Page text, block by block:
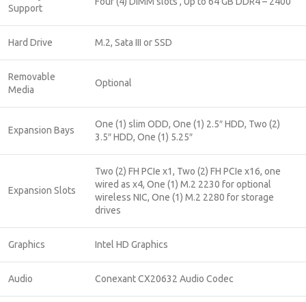
Support
Hard Drive M.2, Sata III or SSD
Removable
Media
Optional
Expansion Bays
One (1) slim ODD, One (1) 2.5″ HDD, Two (2)
3.5″ HDD, One (1) 5.25″
Expansion Slots
Two (2) FH PCIe x1, Two (2) FH PCIe x16, one
wired as x4, One (1) M.2 2230 for optional
wireless NIC, One (1) M.2 2280 for storage
drives
Graphics Intel HD Graphics
Audio Conexant CX20632 Audio Codec